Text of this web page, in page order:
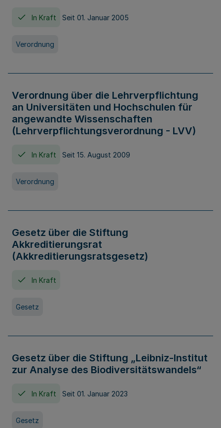
In Kraft Seit 01. Januar 2005
Verordnung
Verordnung über die Lehrverpflichtung
an Universitäten und Hochschulen für
angewandte Wissenschaften
(Lehrverpflichtungsverordnung - LVV)
In Kraft Seit 15. August 2009
Verordnung
Gesetz über die Stiftung
Akkreditierungsrat
(Akkreditierungsratsgesetz)
In Kraft
Gesetz
Gesetz über die Stiftung „Leibniz-Institut
zur Analyse des Biodiversitätswandels“
In Kraft Seit 01. Januar 2023
Gesetz